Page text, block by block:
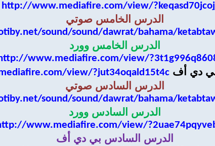
http://www.mediafire.com/view/
الدرس الخامس صوتي
sound/sound/dawrat/bahama/
الدرس الخامس وورد
http://www.mediafire.com/view/
دي أف view/?jut34oqald15t4c
الدرس السادس صوتي
sound/sound/dawrat/bahama/
الدرس السادس وورد
www.mediafire.com/view/
الدرس السادس بي دي أف